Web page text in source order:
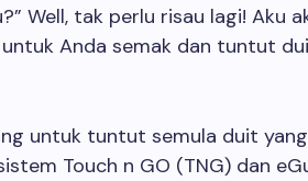
Well, tak perlu risau lagi! Aku
Anda semak dan tuntut
untuk tuntut semula duit
Touch n GO (TNG) dan